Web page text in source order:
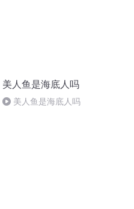
美人鱼是海底人吗
美人鱼是海底人吗